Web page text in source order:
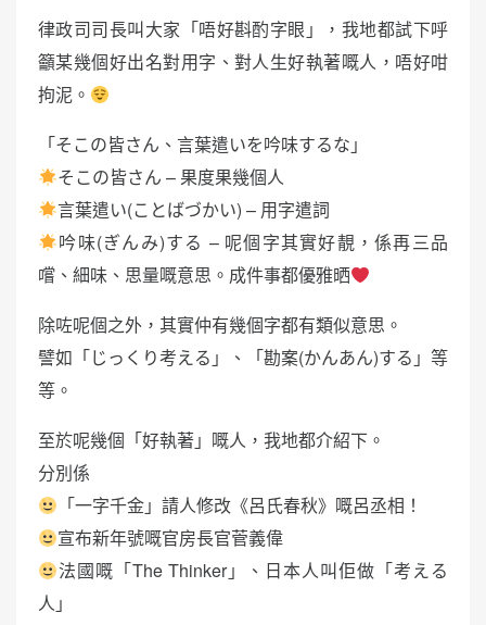
律政司司長叫大家「唔好斟酌字眼」，我地都試下呼
籲某幾個好出名對用字、對人生好執著嘅人，唔好咁
拘泥。
「そこの皆さん、言葉遣いを吟味するな」
そこの皆さん – 果度果幾個人
言葉遣い(ことばづかい) – 用字遣詞
吟味(ぎんみ)する – 呢個字其實好靚，係再三品
嚐、細味、思量嘅意思。成件事都優雅晒
除咗呢個之外，其實仲有幾個字都有類似意思。
譬如「じっくり考える」、「勘案(かんあん)する」等
等。
至於呢幾個「好執著」嘅人，我地都介紹下。
分別係
「一字千金」請人修改《呂氏春秋》嘅呂丞相！
宣布新年號嘅官房長官菅義偉
法國嘅「The Thinker」、日本人叫佢做「考える
人」